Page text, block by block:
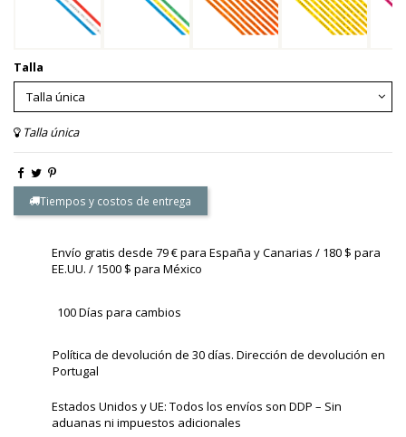
Talla
Talla única
Tiempos y costos de entrega
Envío gratis desde 79 € para España y Canarias / 180 $ para
EE.UU. / 1500 $ para México
100 Días para cambios
Política de devolución de 30 días. Dirección de devolución en
Portugal
Estados Unidos y UE: Todos los envíos son DDP – Sin
aduanas ni impuestos adicionales